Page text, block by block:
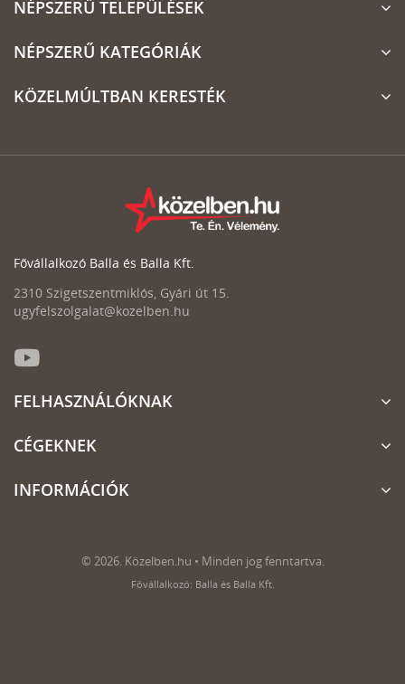
NÉPSZERŰ TELEPÜLÉSEK
NÉPSZERŰ KATEGÓRIÁK
KÖZELMÚLTBAN KERESTÉK
Fővállalkozó Balla és Balla Kft.
2310 Szigetszentmiklós, Gyári út 15.
ugyfelszolgalat@kozelben.hu
FELHASZNÁLÓKNAK
CÉGEKNEK
INFORMÁCIÓK
© 2026. Közelben.hu • Minden jog fenntartva.
Fővállalkozó: Balla és Balla Kft.